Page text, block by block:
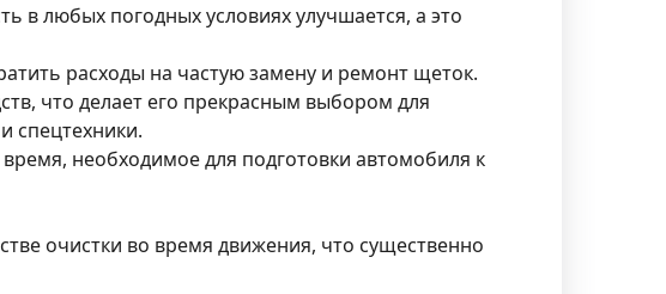
в любых погодных условиях улучшается, а это
расходы на частую замену и ремонт щеток.
что делает его прекрасным выбором для
спецтехники.
необходимое для подготовки автомобиля к
очистки во время движения, что существенно